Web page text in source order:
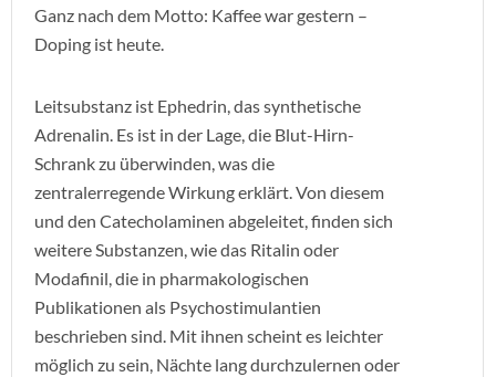
Ganz nach dem Motto: Kaffee war gestern –
Doping ist heute.
Leitsubstanz ist Ephedrin, das synthetische
Adrenalin. Es ist in der Lage, die Blut-Hirn-
Schrank zu überwinden, was die
zentralerregende Wirkung erklärt. Von diesem
und den Catecholaminen abgeleitet, finden sich
weitere Substanzen, wie das Ritalin oder
Modafinil, die in pharmakologischen
Publikationen als Psychostimulantien
beschrieben sind. Mit ihnen scheint es leichter
möglich zu sein, Nächte lang durchzulernen oder